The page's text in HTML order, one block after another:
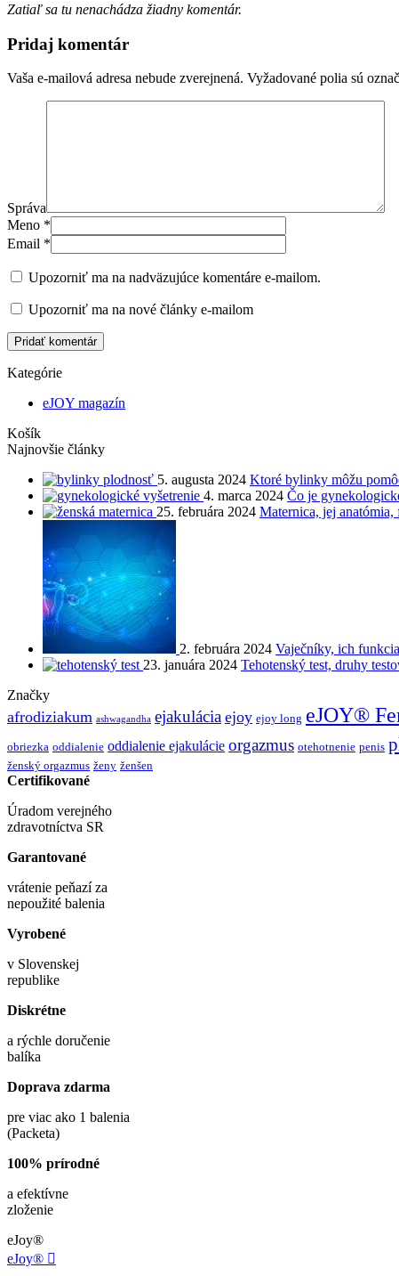
Zatiaľ sa tu nenachádza žiadny komentár.
Pridaj komentár
Vaša e-mailová adresa nebude zverejnená. Vyžadované polia sú
Správa
Meno *
Email *
Upozorniť ma na nadväzujúce komentáre e-mailom.
Upozorniť ma na nové články e-mailom
Pridať komentár
Kategórie
eJOY magazín
Košík
Najnovšie články
5. augusta 2024 Ktoré bylinky môžu
4. marca 2024 Čo je
25. februára 2024 Maternica, jej
2. februára 2024 Vaječníky, ich
23. januára 2024 Tehotenský test, druhy
Značky
afrodiziakum ashwagandha ejakulácia ejoy ejoy long eJOY®
obriezka oddialenie oddialenie ejakulácie orgazmus otehotnenie penis
ženský orgazmus ženy ženšen
Certifikované
Úradom verejného
zdravotníctva SR
Garantované
vrátenie peňazí za
nepoužité balenia
Vyrobené
v Slovenskej
republike
Diskrétne
a rýchle doručenie
balíka
Doprava zdarma
pre viac ako 1 balenia
(Packeta)
100% prírodné
a efektívne
zloženie
eJoy®
eJoy® 